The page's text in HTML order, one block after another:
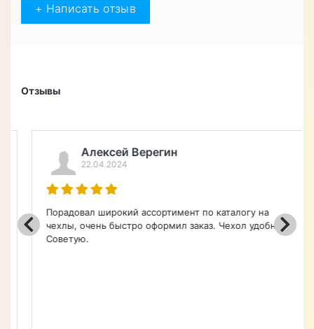
+ Написать отзыв
Отзывы
Алексей Верегин
22.04.2024
Порадовал широкий ассортимент по каталогу на
чехлы, очень быстро оформил заказ. Чехол удобный.
Советую.